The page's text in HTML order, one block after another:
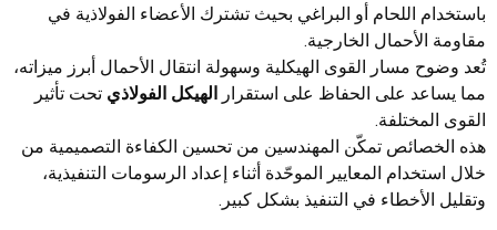
باستخدام اللحام أو البراغي بحيث تشترك الأعضاء الفولاذية في
مقاومة الأحمال الخارجية.
تُعد وضوح مسار القوى الهيكلية وسهولة انتقال الأحمال أبرز ميزاته،
مما يساعد على الحفاظ على استقرار الهيكل الفولاذي تحت تأثير
القوى المختلفة.
هذه الخصائص تمكّن المهندسين من تحسين الكفاءة التصميمية من
خلال استخدام المعايير الموحّدة أثناء إعداد الرسومات التنفيذية،
وتقليل الأخطاء في التنفيذ بشكل كبير.